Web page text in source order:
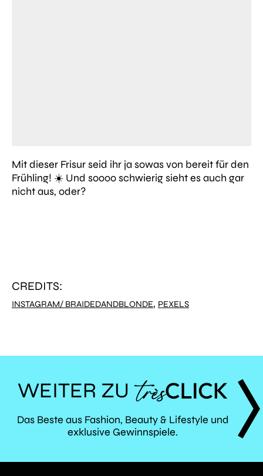
Mit dieser Frisur seid ihr ja sowas von bereit für den
Frühling! ☀️ Und soooo schwierig sieht es auch gar
nicht aus, oder?
CREDITS:
INSTAGRAM/ BRAIDEDANDBLONDE, PEXELS
WEITER ZU
TRÈS
CLICK
Das Beste aus Fashion, Beauty & Lifestyle und
exklusive Gewinnspiele.